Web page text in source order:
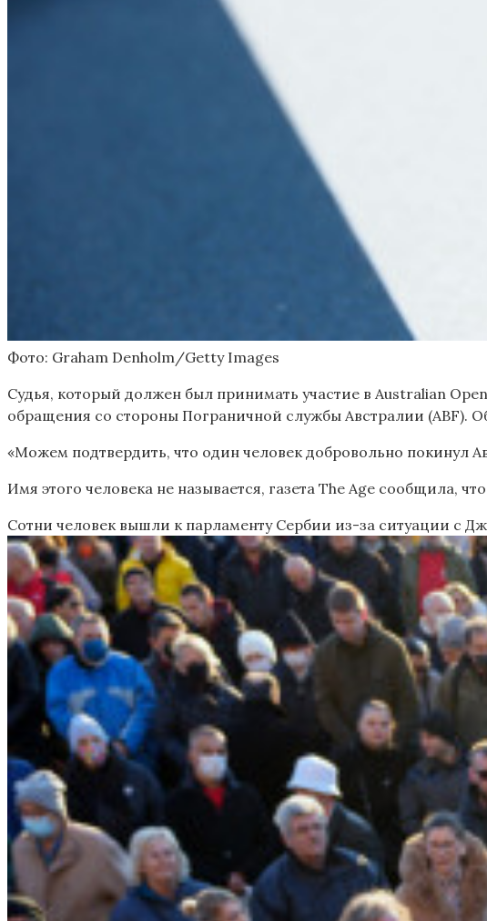
Фото: Graham Denholm/Getty Images
Судья, который должен был принимать участие в Australian
обращения со стороны Пограничной службы Австралии (ABF).
«Можем подтвердить, что один человек добровольно покинул
Имя этого человека не называется, газета The Age сообщила,
Сотни человек вышли к парламенту Сербии из-за ситуации с